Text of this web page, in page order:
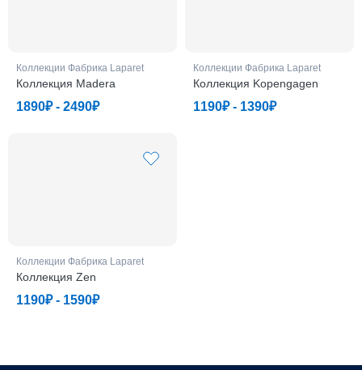
Коллекции Фабрикa Laparet
Коллекция Madera
1890₽ - 2490₽
Коллекции Фабрикa Laparet
Коллекция Kopengagen
1190₽ - 1390₽
Коллекции Фабрикa Laparet
Коллекция Zen
1190₽ - 1590₽